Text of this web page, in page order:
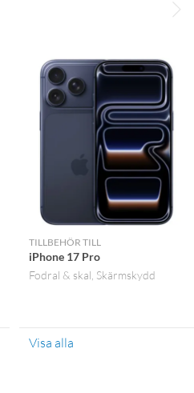
TILLBEHÖR TILL
iPhone 17 Pro
Fodral & skal Skärmskydd
Visa alla